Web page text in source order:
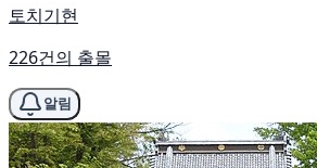
토치기현
226건의 출몰
알림